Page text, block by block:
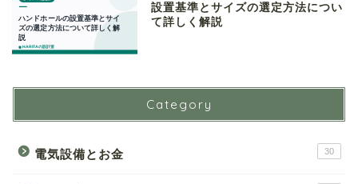
設置基準とサイズの選定方法につい
て詳しく解説
Category
電気設備とお金 30